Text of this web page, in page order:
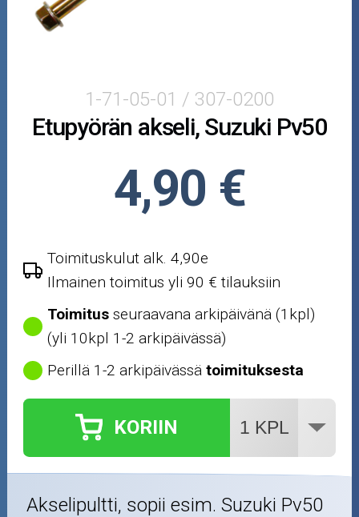
Ajovarusteet
Renkaat ja vanteet
Öljyt ja kemikaalit
Työkalut
Outlet-tuotteet
1-71-05-01 / 307-0200
Etupyörän akseli, Suzuki Pv50
4,90 €
Toimituskulut alk. 4,90e
Ilmainen toimitus yli 90 € tilauksiin
Toimitus seuraavana arkipäivänä (1kpl)
(yli 10kpl 1-2 arkipäivässä)
Perillä 1-2 arkipäivässätoimituksesta
KORIIN
Akselipultti, sopii esim. Suzuki Pv50